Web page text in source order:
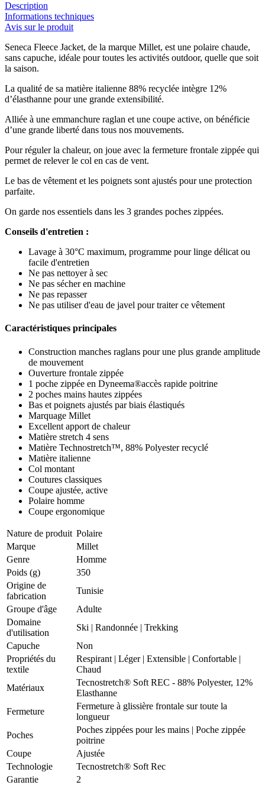
Description
Informations techniques
Avis sur le produit
Seneca Fleece Jacket, de la marque Millet, est une polaire chaude,
sans capuche, idéale pour toutes les activités outdoor, quelle que soit
la saison.
La qualité de sa matière italienne 88% recyclée intègre 12%
d’élasthanne pour une grande extensibilité.
Alliée à une emmanchure raglan et une coupe active, on bénéficie
d’une grande liberté dans tous nos mouvements.
Pour réguler la chaleur, on joue avec la fermeture frontale zippée qui
permet de relever le col en cas de vent.
Le bas de vêtement et les poignets sont ajustés pour une protection
parfaite.
On garde nos essentiels dans les 3 grandes poches zippées.
Conseils d'entretien :
Lavage à 30°C maximum, programme pour linge délicat ou
facile d'entretien
Ne pas nettoyer à sec
Ne pas sécher en machine
Ne pas repasser
Ne pas utiliser d'eau de javel pour traiter ce vêtement
Caractéristiques principales
Construction manches raglans pour une plus grande amplitude
de mouvement
Ouverture frontale zippée
1 poche zippée en Dyneema®accès rapide poitrine
2 poches mains hautes zippées
Bas et poignets ajustés par biais élastiqués
Marquage Millet
Excellent apport de chaleur
Matière stretch 4 sens
Matière Technostretch™, 88% Polyester recyclé
Matière italienne
Col montant
Coutures classiques
Coupe ajustée, active
Polaire homme
Coupe ergonomique
Nature de produit Polaire
Marque
Millet
Genre
Homme
Poids (g)
350
Origine de
fabrication
Tunisie
Groupe d'âge
Adulte
Domaine
d'utilisation
Ski | Randonnée | Trekking
Capuche
Non
Propriétés du
textile
Respirant | Léger| Extensible | Confortable |
Chaud
Matériaux
Tecnostretch® Soft REC - 88% Polyester, 12%
Elasthanne
Fermeture
Fermeture à glissière frontale sur toute la
longueur
Poches
Poches zippées pour les mains | Poche zippée
poitrine
Coupe
Ajustée
Technologie
Tecnostretch® Soft Rec
Garantie
2